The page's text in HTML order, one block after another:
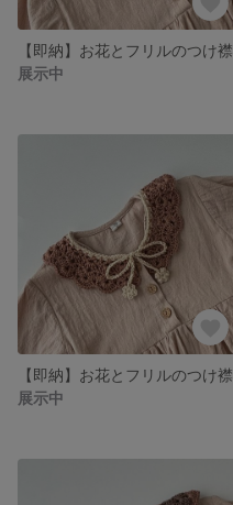
【即納】お花とフリルのつけ襟
展示中
【即納】お花とフリルのつけ襟
展示中